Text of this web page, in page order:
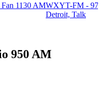
1130 AMWXYT-FM -
Detroit, Talk
950 AM